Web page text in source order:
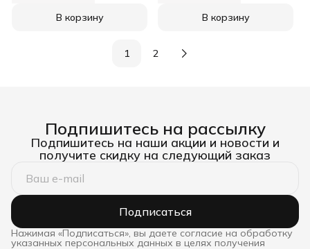
В корзину
В корзину
1 2
Подпишитесь на рассылку
Подпишитесь на наши акции и новости и
получите скидку на следующий заказ
Подписаться
Нажимая «Подписаться», вы даете согласие на обработку
указанных персональных данных в целях получения